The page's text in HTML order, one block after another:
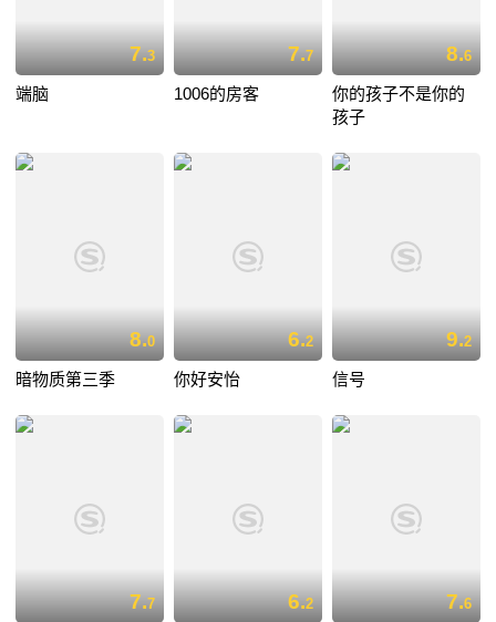
7.3
端脑
7.7
1006的房客
8.6
你的孩子不是你的
孩子
8.0
暗物质第三季
6.2
你好安怡
9.2
信号
7.7 6.2 7.6